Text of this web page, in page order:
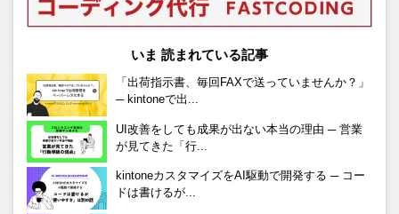
いま 読まれている記事
「出荷指示書、毎回FAXで送っていませんか？」
─ kintoneで出...
UI改善をしても成果が出ない本当の理由 ─ 営業
が見てきた「行...
kintoneカスタマイズをAI駆動で開発する ─ コー
ドは書けるが...